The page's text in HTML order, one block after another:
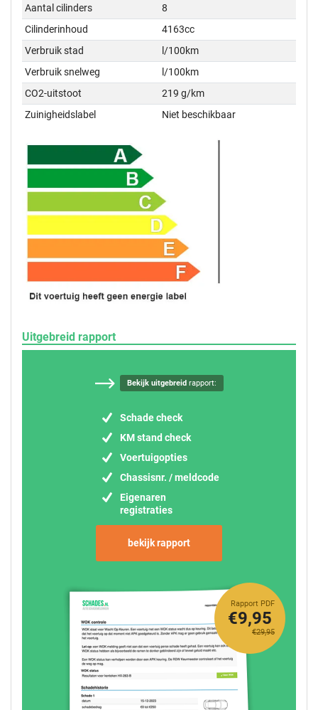
Aantal cilinders
8
Cilinderinhoud
4163cc
Verbruik stad
l/100km
Verbruik snelweg
l/100km
CO2-uitstoot
219 g/km
Zuinigheidslabel
Niet beschikbaar
Uitgebreid rapport
Bekijk uitgebreidrapport:
Schade check
KM stand check
Voertuigopties
Chassisnr. / meldcode
Eigenaren
registraties
bekijk rapport
Rapport PDF
€29,95
€9,95